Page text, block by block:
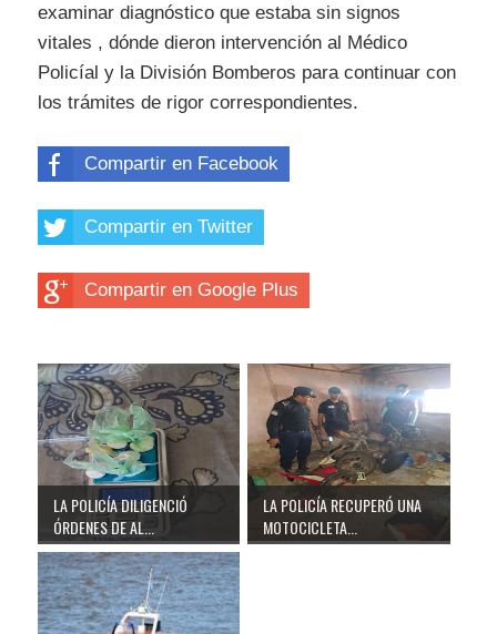
examinar diagnóstico que estaba sin signos
vitales , dónde dieron intervención al Médico
Policíal y la División Bomberos para continuar con
los trámites de rigor correspondientes.
Compartir en Facebook
Compartir en Twitter
Compartir en Google Plus
LA POLICÍA DILIGENCIÓ
ÓRDENES DE AL...
LA POLICÍA RECUPERÓ UNA
MOTOCICLETA...